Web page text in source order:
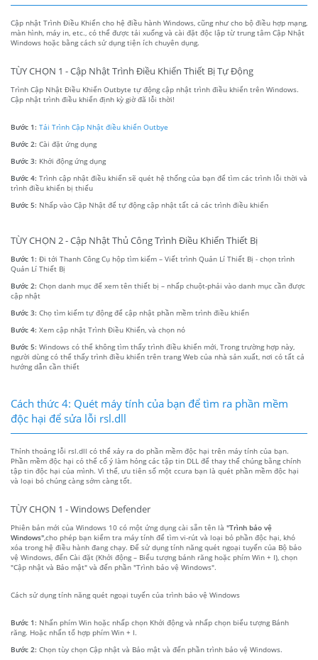
Cập nhật Trình Điều Khiển cho hệ điều hành Windows, cũng như cho bộ điều hợp mạng,
màn hình, máy in, etc., có thể được tải xuống và cài đặt độc lập từ trung tâm Cập Nhật
Windows hoặc bằng cách sử dụng tiện ích chuyên dụng.
TÙY CHỌN 1 - Cập Nhật Trình Điều Khiển Thiết Bị Tự Động
Trình Cập Nhật Điều Khiển Outbyte tự động cập nhật trình điều khiển trên Windows.
Cập nhật trình điều khiển định kỳ giờ đã lỗi thời!
Bước 1: Tải Trình Cập Nhật điều khiển Outbye
Bước 2: Cài đặt ứng dụng
Bước 3: Khởi động ứng dụng
Bước 4: Trình cập nhật điều khiển sẽ quét hệ thống của bạn để tìm các trình lỗi thời và
trình điều khiển bị thiếu
Bước 5: Nhấp vào Cập Nhật để tự động cập nhật tất cả các trình điều khiển
TÙY CHỌN 2 - Cập Nhật Thủ Công Trình Điều Khiển Thiết Bị
Bước 1: Đi tới Thanh Công Cụ hộp tìm kiếm – Viết trình Quản Lí Thiết Bị - chọn trình
Quản Lí Thiết Bị
Bước 2: Chọn danh mục để xem tên thiết bị – nhấp chuột-phải vào danh mục cần được
cập nhật
Bước 3: Chọ tìm kiếm tự động để cập nhật phần mềm trình điều khiển
Bước 4: Xem cập nhật Trình Điều Khiển, và chọn nó
Bước 5: Windows có thể không tìm thấy trình điều khiển mới, Trong trường hợp này,
người dùng có thể thấy trình điều khiển trên trang Web của nhà sản xuất, nơi có tất cả
hướng dẫn cần thiết
Cách thức 4: Quét máy tính của bạn để tìm ra phần mềm
độc hại để sửa lỗi rsl.dll
Thỉnh thoảng lỗi rsl.dll có thể xảy ra do phần mềm độc hại trên máy tính của bạn.
Phần mềm độc hại có thể cố ý làm hỏng các tập tin DLL để thay thế chúng bằng chính
tập tin độc hại của mình. Vì thế, ưu tiên số một ccura bạn là quét phần mềm độc hại
và loại bỏ chúng càng sớm càng tốt.
TÙY CHỌN 1 - Windows Defender
Phiên bản mới của Windows 10 có một ứng dụng cài sẵn tên là "Trình bảo vệ
Windows",cho phép bạn kiểm tra máy tính để tìm vi-rút và loại bỏ phần độc hại, khó
xóa trong hệ điều hành đang chạy. Để sử dụng tính năng quét ngoại tuyến của Bộ bảo
vệ Windows, đến Cài đặt (Khởi động – Biểu tượng bánh răng hoặc phím Win + I), chọn
"Cập nhật và Bảo mật" và đến phần "Trình bảo vệ Windows".
Cách sử dụng tính năng quét ngoại tuyến của trình bảo vệ Windows
Bước 1: Nhấn phím Win hoặc nhấp chọn Khởi động và nhấp chọn biểu tượng Bánh
răng. Hoặc nhấn tổ hợp phím Win + I.
Bước 2: Chọn tùy chọn Cập nhật và Bảo mật và đến phần trình bảo vệ Windows.